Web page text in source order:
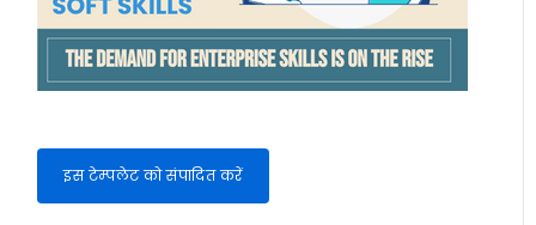
इस टेम्पलेट को संपादित करें